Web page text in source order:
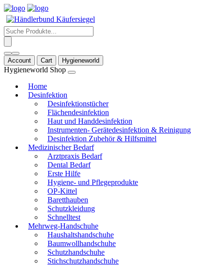
Products
search
Account Cart Hygieneworld
Hygieneworld Shop
Home
Desinfektion
Desinfektionstücher
Flächendesinfektion
Haut und Handdesinfektion
Instrumenten- Gerätedesinfektion & Reinigung
Desinfektion Zubehör & Hilfsmittel
Medizinischer Bedarf
Arztpraxis Bedarf
Dental Bedarf
Erste Hilfe
Hygiene- und Pflegeprodukte
OP-Kittel
Baretthauben
Schutzkleidung
Schnelltest
Mehrweg-Handschuhe
Haushaltshandschuhe
Baumwollhandschuhe
Schutzhandschuhe
Stichschutzhandschuhe